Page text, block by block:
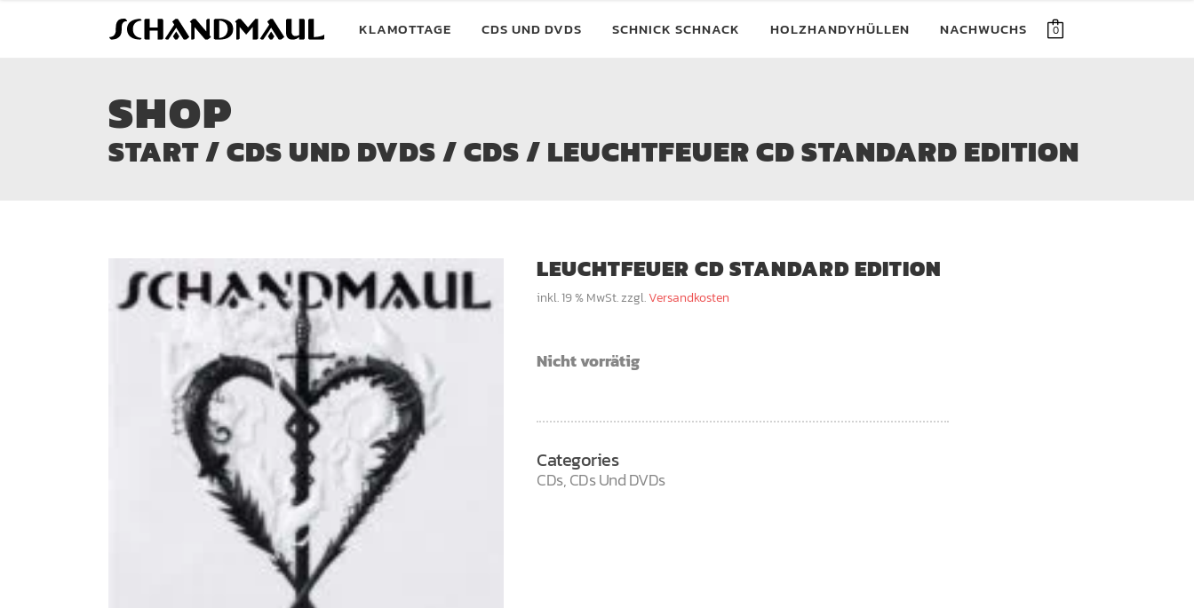
KLAMOTTAGE CDS UND DVDS SCHNICK SCHNACK HOLZHANDYHÜLLEN NACHWUCHS 0
SHOP
START/CDS UND DVDS/CDS/ LEUCHTFEUER CD STANDARD EDITION
LEUCHTFEUER CD STANDARD EDITION
inkl. 19 % MwSt.zzgl.Versandkosten
Nicht vorrätig
Categories
CDs,CDs Und DVDs